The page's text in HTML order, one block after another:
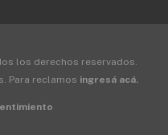
los derechos reservados.
Para reclamos ingresá acá.